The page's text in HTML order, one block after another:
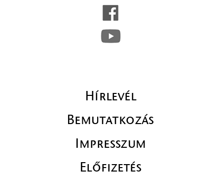
Hírlevél
Bemutatkozás
Impresszum
Előfizetés